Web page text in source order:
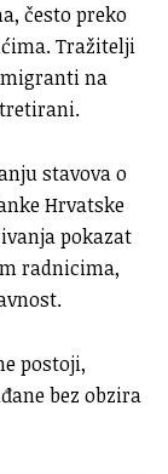
često preko
Tražitelji
na
stavova o
Hrvatske
pokazat
radnicima,
postoji,
bez obzira